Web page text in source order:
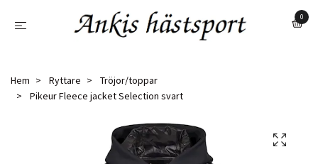
0
Hem Ryttare
Tröjor/toppar
Pikeur Fleece jacket Selection svart